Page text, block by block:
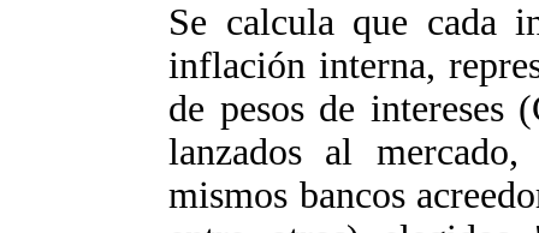
Se calcula que cada
inflación interna,
de pesos de intereses
lanzados al
mismos bancos